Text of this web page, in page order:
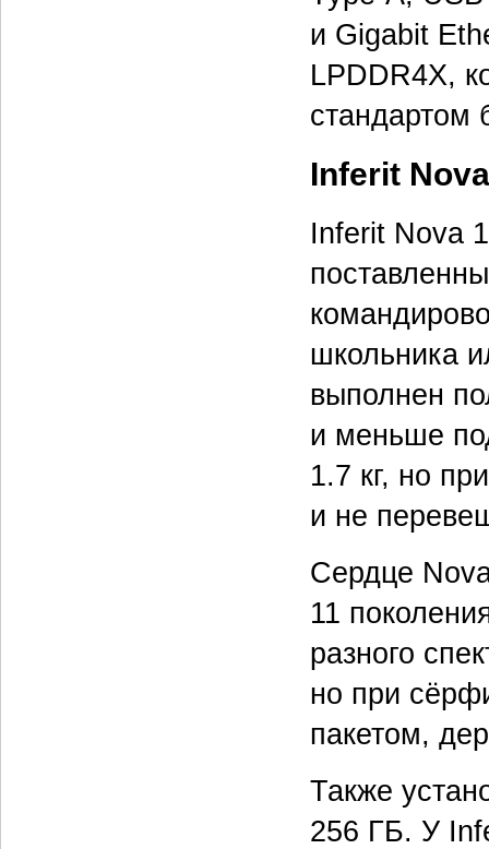
и Gigabit
LPDDR4X,
стандартом
Inferit Nova
Inferit Nova
школьника
выполнен
и меньше
1.7 кг, но
и не
Сердце
11
разного
но при
пакетом,
Также
256 ГБ. У